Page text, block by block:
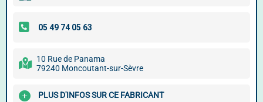
10 Rue de Panama
79240 Moncoutant-sur-Sèvre
PLUS D'INFOS SUR CE FABRICANT